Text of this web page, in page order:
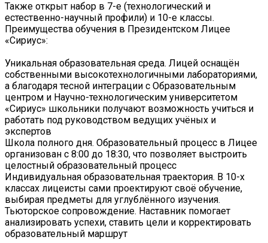
Также открыт набор в 7-е (технологический и
естественно-научный профили) и 10-е классы.
Преимущества обучения в Президентском Лицее
«Сириус»:
Уникальная образовательная среда. Лицей оснащён
собственными высокотехнологичными лабораториями,
а благодаря тесной интеграции с Образовательным
центром и Научно-технологическим университетом
«Сириус» школьники получают возможность учиться и
работать под руководством ведущих учёных и
экспертов
Школа полного дня. Образовательный процесс в Лицее
организован с 8:00 до 18:30, что позволяет выстроить
целостный образовательный процесс
Индивидуальная образовательная траектория. В 10-х
классах лицеисты сами проектируют своё обучение,
выбирая предметы для углублённого изучения.
Тьюторское сопровождение. Наставник помогает
анализировать успехи, ставить цели и корректировать
образовательный маршрут